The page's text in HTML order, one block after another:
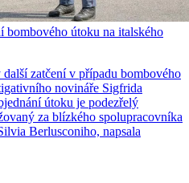
bombového útoku na italského
zatčení v případu bombového
novináře Sigfrida
útoku je podezřelý
za blízkého spolupracovníka
Berlusconiho, napsala